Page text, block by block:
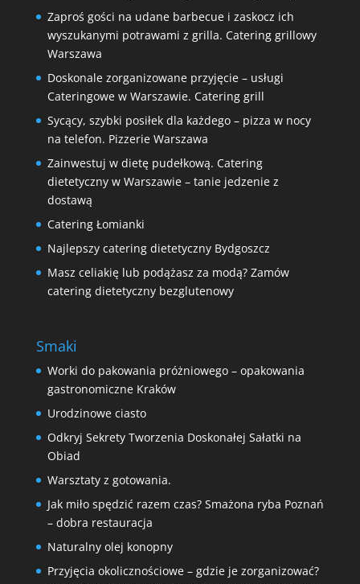
Zaproś gości na udane barbecue i zaskocz ich
wyszukanymi potrawami z grilla. Catering grillowy
Warszawa
Doskonale zorganizowane przyjęcie – usługi
Cateringowe w Warszawie. Catering grill
Sycący, szybki posiłek dla każdego – pizza w nocy
na telefon. Pizzerie Warszawa
Zainwestuj w dietę pudełkową. Catering
dietetyczny w Warszawie – tanie jedzenie z
dostawą
Catering Łomianki
Najlepszy catering dietetyczny Bydgoszcz
Masz celiakię lub podążasz za modą? Zamów
catering dietetyczny bezglutenowy
Smaki
Worki do pakowania próżniowego – opakowania
gastronomiczne Kraków
Urodzinowe ciasto
Odkryj Sekrety Tworzenia Doskonałej Sałatki na
Obiad
Warsztaty z gotowania.
Jak miło spędzić razem czas? Smażona ryba Poznań
– dobra restauracja
Naturalny olej konopny
Przyjęcia okolicznościowe – gdzie je zorganizować?